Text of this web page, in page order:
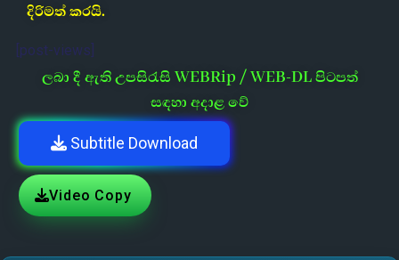
දිරිමත් කරයි.
[post-views]
ලබා දී ඇති උපසිරැසි WEBRip / WEB-DL පිටපත්
සඳහා අදාළ වේ
Subtitle Download
Video Copy